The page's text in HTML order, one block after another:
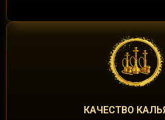
КАЧЕСТВО